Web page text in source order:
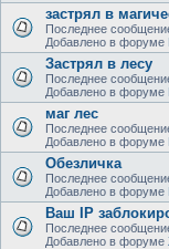
застрял в
Последнее
Добавлено в форуме
Застрял в лесу
Последнее
Добавлено в форуме
маг лес
Последнее
Добавлено в форуме
Обезличка
Последнее
Добавлено в форуме
Ваш IP
Последнее
Добавлено в форуме